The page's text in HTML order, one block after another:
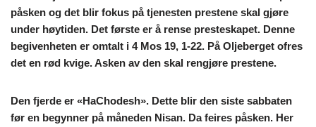
påsken og det blir fokus på tjenesten prestene skal gjøre
under høytiden. Det første er å rense presteskapet. Denne
begivenheten er omtalt i 4 Mos 19, 1-22. På Oljeberget ofres
det en rød kvige. Asken av den skal rengjøre prestene.
Den fjerde er «HaChodesh». Dette blir den siste sabbaten
før en begynner på måneden Nisan. Da feires påsken. Her